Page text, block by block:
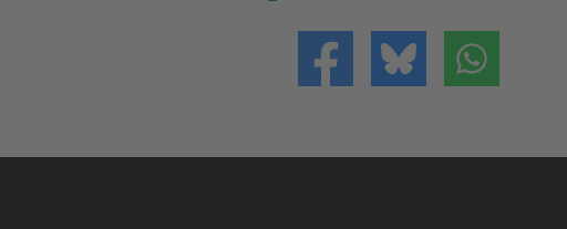
Teilen auf FacebookTeilen auf Bluesky